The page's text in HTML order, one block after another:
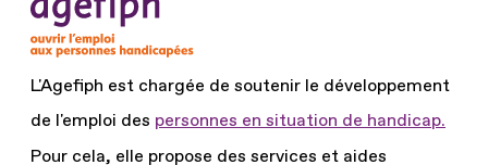
L'Agefiph est chargée de soutenir le développement
de l'emploi des personnes en situation de handicap.
Pour cela, elle propose des services et aides